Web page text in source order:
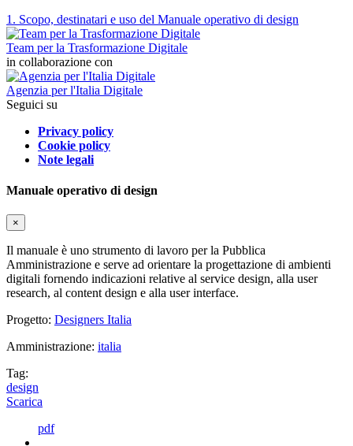
1. Scopo, destinatari e uso del Manuale operativo di design
Team per la Trasformazione Digitale
in collaborazione con
Agenzia per l'Italia Digitale
Seguici su
Privacy policy
Cookie policy
Note legali
Manuale operativo di design
×
Il manuale è uno strumento di lavoro per la Pubblica
Amministrazione e serve ad orientare la progettazione di ambienti
digitali fornendo indicazioni relative al service design, alla user
research, al content design e alla user interface.
Progetto: Designers Italia
Amministrazione: italia
Tag:
design
Scarica
pdf